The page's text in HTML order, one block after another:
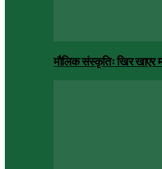
मौलिक संस्कृतिः खिर खाएर